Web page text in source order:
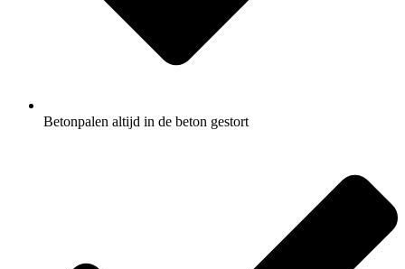
Betonpalen altijd in de beton gestort